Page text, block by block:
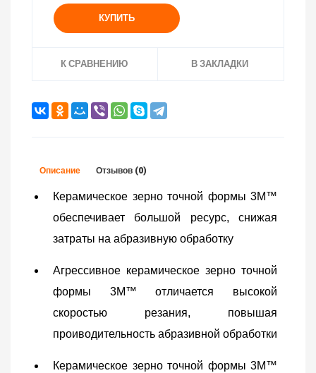
КУПИТЬ
К СРАВНЕНИЮ В ЗАКЛАДКИ
Описание Отзывов (0)
Керамическое зерно точной формы 3M™
обеспечивает большой ресурс, снижая
затраты на абразивную обработку
Агрессивное керамическое зерно точной
формы 3M™ отличается высокой
скоростью резания, повышая
проиводительность абразивной обработки
Керамическое зерно точной формы 3M™